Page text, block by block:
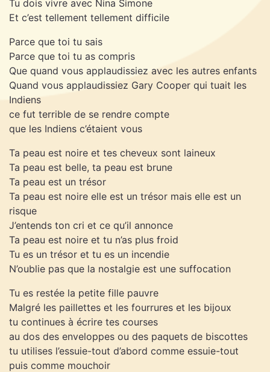
Tu dois vivre avec Nina Simone
Et c’est tellement tellement difficile
Parce que toi tu sais
Parce que toi tu as compris
Que quand vous applaudissiez avec les autres enfants
Quand vous applaudissiez Gary Cooper qui tuait les
Indiens
ce fut terrible de se rendre compte
que les Indiens c’étaient vous
Ta peau est noire et tes cheveux sont laineux
Ta peau est belle, ta peau est brune
Ta peau est un trésor
Ta peau est noire elle est un trésor mais elle est un
risque
J’entends ton cri et ce qu’il annonce
Ta peau est noire et tu n’as plus froid
Tu es un trésor et tu es un incendie
N’oublie pas que la nostalgie est une suffocation
Tu es restée la petite fille pauvre
Malgré les paillettes et les fourrures et les bijoux
tu continues à écrire tes courses
au dos des enveloppes ou des paquets de biscottes
tu utilises l’essuie-tout d’abord comme essuie-tout
puis comme mouchoir